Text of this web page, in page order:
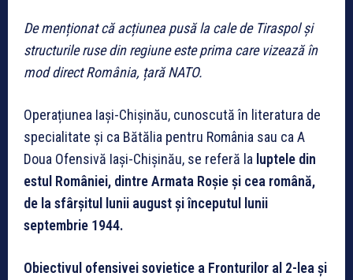
De menționat că acțiunea pusă la cale de Tiraspol și
structurile ruse din regiune este prima care vizează în
mod direct România, țară NATO.
Operațiunea Iași-Chișinău, cunoscută în literatura de
specialitate și ca Bătălia pentru România sau ca A
Doua Ofensivă Iași-Chișinău, se referă la luptele din
estul României, dintre Armata Roșie și cea română,
de la sfârșitul lunii august și începutul lunii
septembrie 1944.
Obiectivul ofensivei sovietice a Fronturilor al 2-lea și